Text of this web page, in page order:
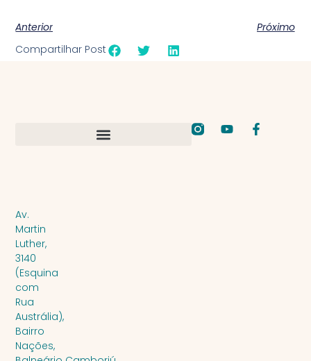
Anterior
Próximo
Compartilhar Post
Av.
Martin
Luther,
3140
(Esquina
com
Rua
Austrália),
Bairro
Nações,